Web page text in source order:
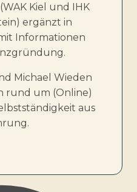
Kiel und IHK
ergänzt in
Informationen
Michael Wieden
rund um (Online)
aus